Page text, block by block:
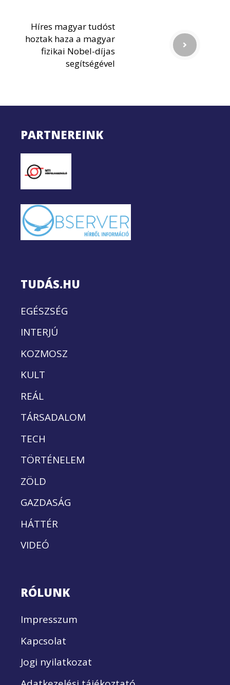
Híres magyar tudóst
hoztak haza a magyar
fizikai Nobel-díjas
segítségével
PARTNEREINK
TUDÁS.HU
EGÉSZSÉG
INTERJÚ
KOZMOSZ
KULT
REÁL
TÁRSADALOM
TECH
TÖRTÉNELEM
ZÖLD
GAZDASÁG
HÁTTÉR
VIDEÓ
RÓLUNK
Impresszum
Kapcsolat
Jogi nyilatkozat